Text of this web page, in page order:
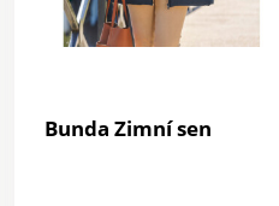
Bunda Zimní sen